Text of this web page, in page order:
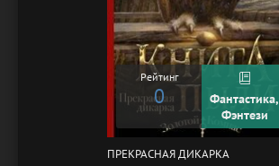
Рейтинг
0
Фантастика,
Фэнтези
ПРЕКРАСНАЯ ДИКАРКА